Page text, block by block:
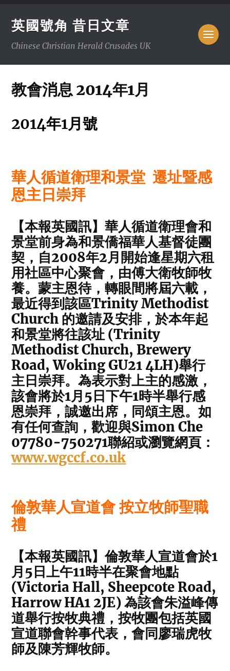
英國號角 昔日文章
Chinese Christian Herald Crusades UK
教會消息 2014年1月
2014年1月號
華人循道衛理和景堂 遷址暨感
恩主日崇拜
【本報英國訊】華人循道衛理會和
景堂前身為和景僑福華人基督徒團
契，自2008年2月開始逢星期六租
用社區中心聚會，由傅大衛牧師牧
養。蒙主恩待，轉眼間將屆六載，
最近得到該區Trinity Methodist
Church 的邀請及安排，於本年起
和景堂將往該址 (Trinity
Methodist Church, Brewery
Road, Woking GU21 4LH)舉行
主日崇拜。為表示對上主的感激，
該會將於1月5日下午1時半舉行感
恩崇拜，誠邀出席，同頌主恩。如
有任何查詢，歡迎與Simon Che
07780-750271聯紹或瀏覽網頁：
www.wgccf.co.uk
倫敦華人宣道會 按立牧師聖職
禮
【本報英國訊】倫敦華人宣道會於1
月5日上午11時半在聚會地點
(Victoria Hall, Sheepcote Road,
Harrow HA1 2JE) 為該會朱溢峰傳
道舉行按牧典禮，按牧團包括英國
宣道聯會幹事代表，會同廖瑞虎牧
師及陳芳輝牧師。